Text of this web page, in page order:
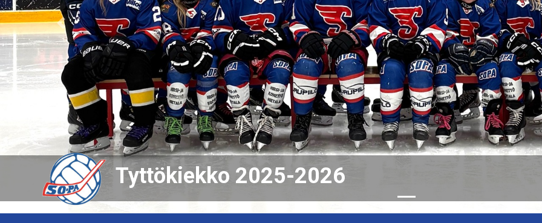
Tyttökiekko 2025-2026
Previous